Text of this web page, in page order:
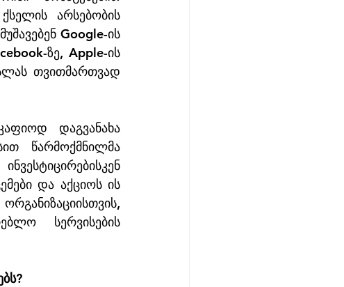
არსებობის
Google-ის
ზე, Apple-ის
თვითმართვად
დაგვანახა
წარმოქმნილმა
და აქციოს ის
სერვისების